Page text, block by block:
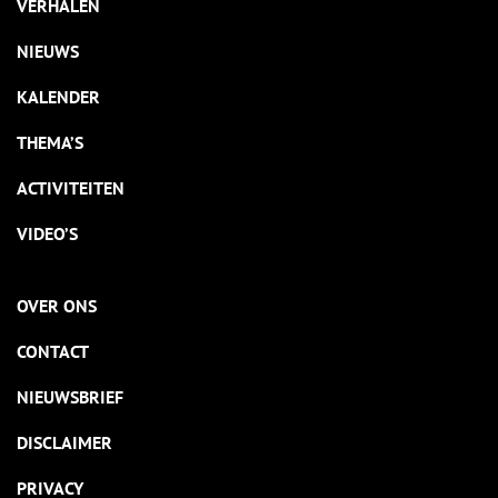
VERHALEN
NIEUWS
KALENDER
THEMA’S
ACTIVITEITEN
VIDEO’S
OVER ONS
CONTACT
NIEUWSBRIEF
DISCLAIMER
PRIVACY